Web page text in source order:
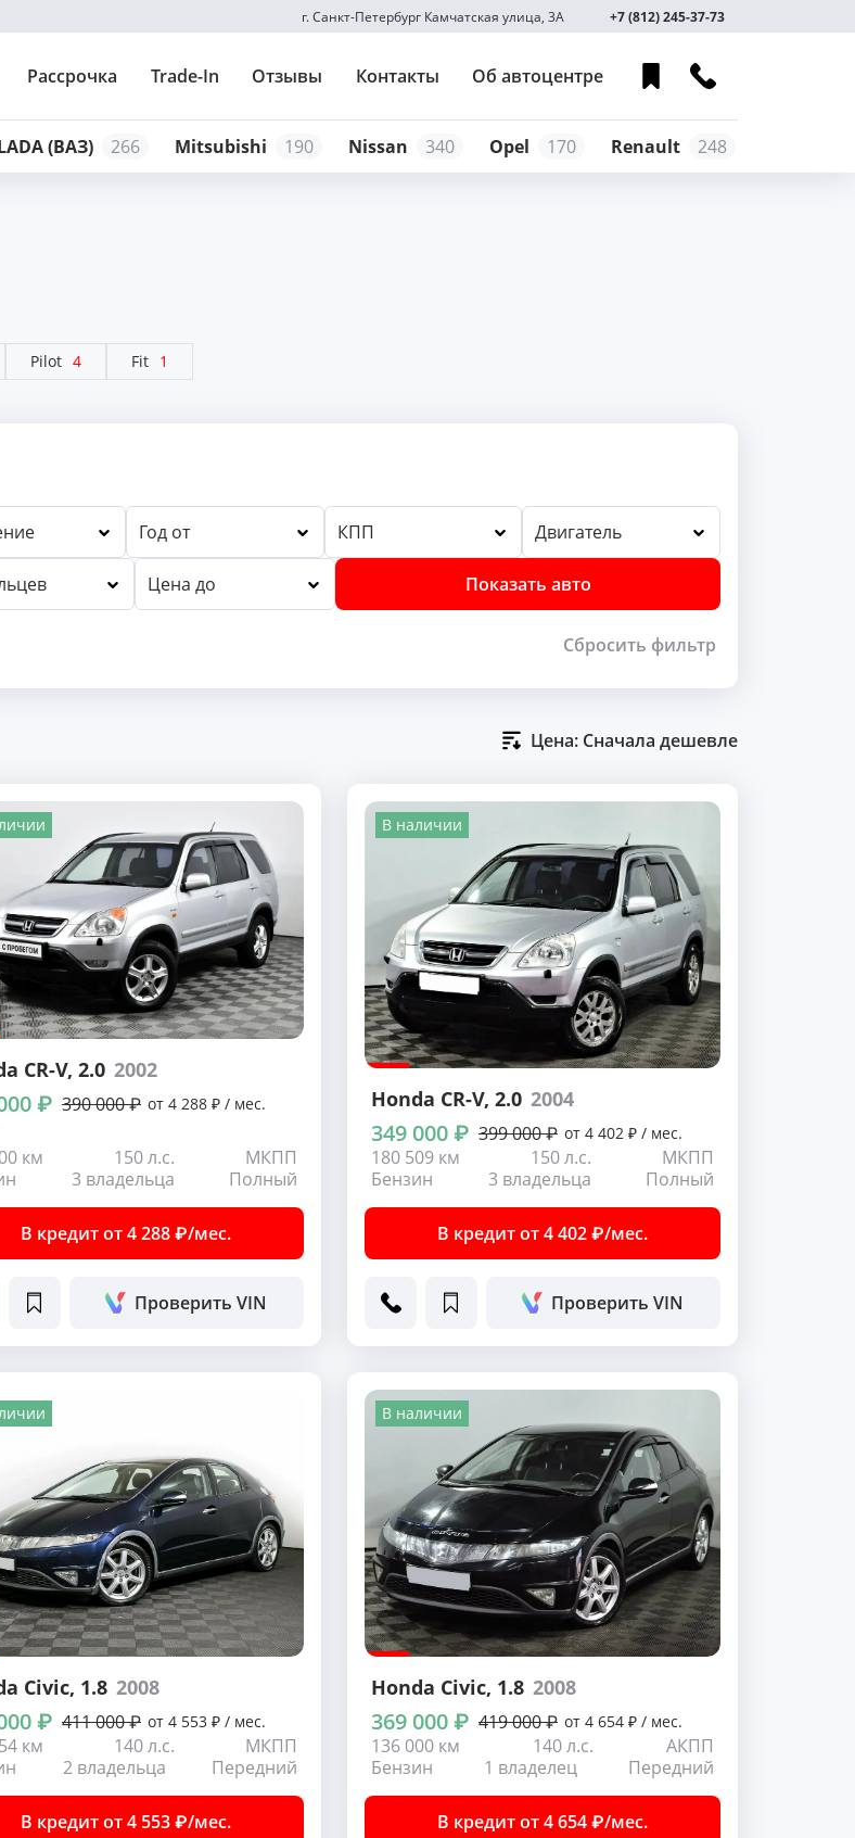
г. Санкт-Петербург Камчатская улица, 3А +7 (812) 245-37-73
Рассрочка Trade-In Отзывы Контакты Об автоцентре
(ВАЗ) 266 Mitsubishi 190 Nissan 340 Opel 170 Renault 248
Pilot 4 Fit 1
Год от КПП Двигатель
Цена до Показать авто
Сбросить фильтр
Цена: Сначала дешевле
CR-V, 2.0 2002
₽ 390 000 ₽ от 4 288 ₽ / мес.
км 150 л.с.
МКПП
3 владельца Полный
В кредит от 4 288 ₽/мес.
Проверить VIN
В наличии
Honda CR-V, 2.0 2004
349 000 ₽ 399 000 ₽ от 4 402 ₽ / мес.
180 509 км 150 л.с.
МКПП
Бензин
3 владельца Полный
В кредит от 4 402 ₽/мес.
Проверить VIN
Civic, 1.8 2008
₽ 411 000 ₽ от 4 553 ₽ / мес.
км 140 л.с.
МКПП
2 владельца Передний
В кредит от 4 553 ₽/мес.
В наличии
Honda Civic, 1.8 2008
369 000 ₽ 419 000 ₽ от 4 654 ₽ / мес.
136 000 км 140 л.с.
АКПП
Бензин
1 владелец Передний
В кредит от 4 654 ₽/мес.